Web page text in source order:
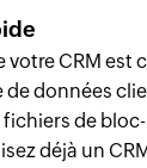
votre CRM est
de données
de
déjà un